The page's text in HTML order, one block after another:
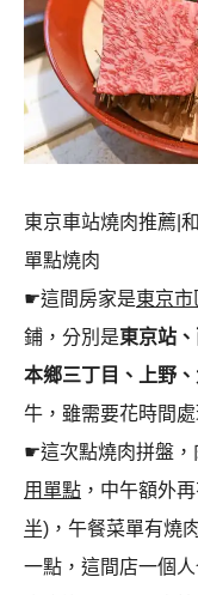
東京車站燒肉推薦|
單點燒肉
☛這間房家是東京
鋪，分別是東京站
本鄉三丁目、上野
牛，雖需要花時間
☛這次點燒肉拼盤，
用單點 ，中午額外
半) ，午餐菜單有燒
一點，這間店一個